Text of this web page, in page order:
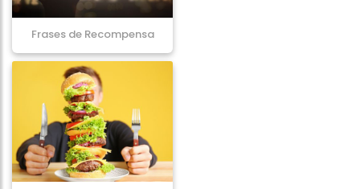
Frases de Recompensa